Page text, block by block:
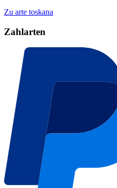
Zu arte toskana
Zahlarten